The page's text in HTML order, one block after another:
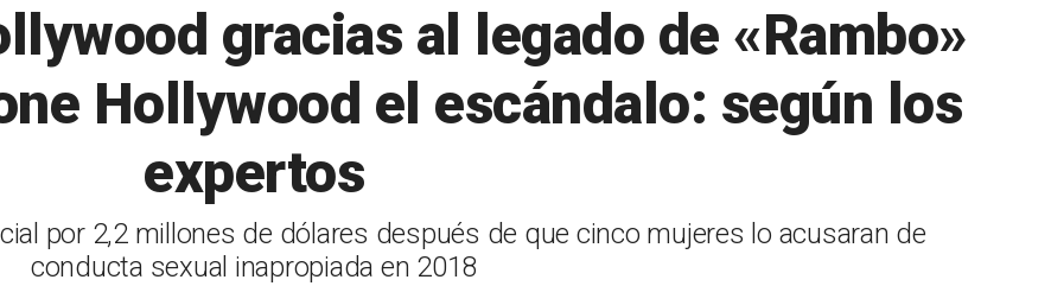
gracias al legado de «Rambo»
Hollywood el escándalo: según los
expertos
por 2,2 millones de dólares después de que cinco mujeres lo acusaran de
conducta sexual inapropiada en 2018